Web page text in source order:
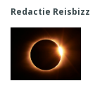
Redactie Reisbizz